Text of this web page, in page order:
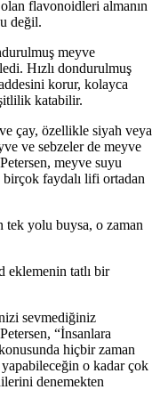
flavonoidleri almanın
değil.
meyve
Hızlı dondurulmuş
korur, kolayca
katabilir.
çay, özellikle siyah veya
ve sebzeler de meyve
meyve suyu
birçok faydalı lifi ortadan
tek yolu buysa, o zaman
eklemenin tatlı bir
sevmediğiniz
“İnsanlara
hiçbir zaman
yapabileceğin o kadar çok
denemekten